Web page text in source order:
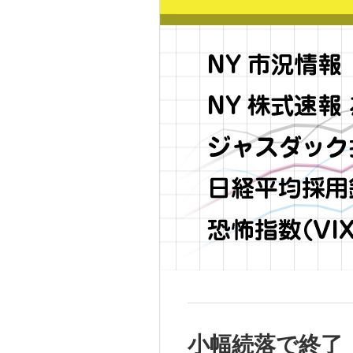
小幅続落で終了